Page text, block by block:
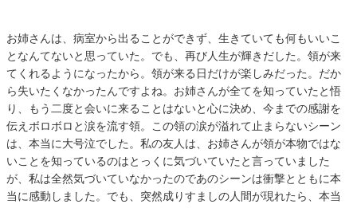
お姉さんは、病室から出ることができず、生きていても何もいいこ
となんてないと思っていた。でも、再び人生が輝きだした。領が来
てくれるようになったから。領が来る日だけが楽しみだった。だか
ら失いたくなかったんですよね。お姉さんが全てを知っていたと悟
り、もう二度と会いに来ることはないと心に決め、今までの感謝を
伝えボロボロと涙を流す領。この領の涙が溢れて止まらないシーン
は、本当に大号泣でした。私の友人は、お姉さんが領が本物ではな
いことを知っているのはとっくに気づいていたと言っていました
が、私は全然気づいていなかったのであのシーンは衝撃とともに本
当に感動しました。でも、突然成りすましの人間が現れたら、本当